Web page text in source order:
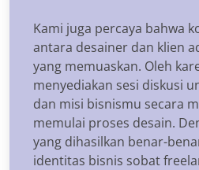
Kami juga percaya bahwa
antara desainer dan klien
yang memuaskan. Oleh
menyediakan sesi diskusi
dan misi bisnismu secara
memulai proses desain.
yang dihasilkan benar-
identitas bisnis sobat